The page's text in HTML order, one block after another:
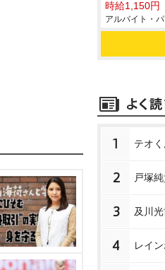
時給1,150円
アルバイト・
1 テオ
2 戸塚
3 及川
4 レイ